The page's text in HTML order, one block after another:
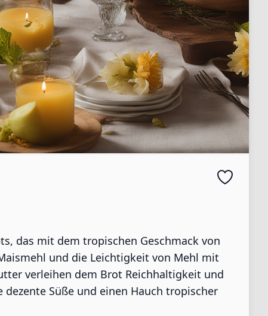
das mit dem tropischen Geschmack von
und die Leichtigkeit von Mehl mit
verleihen dem Brot Reichhaltigkeit und
Süße und einen Hauch tropischer